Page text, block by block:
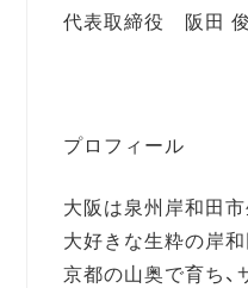
代表取締役 阪田
プロフィール
大阪は泉州岸和田
大好きな生粋の岸
京都の山奥で育ち